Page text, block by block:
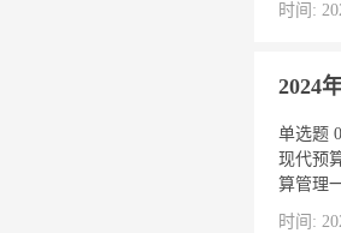
时间:
2024
单选题
现代预
算管理
时间: